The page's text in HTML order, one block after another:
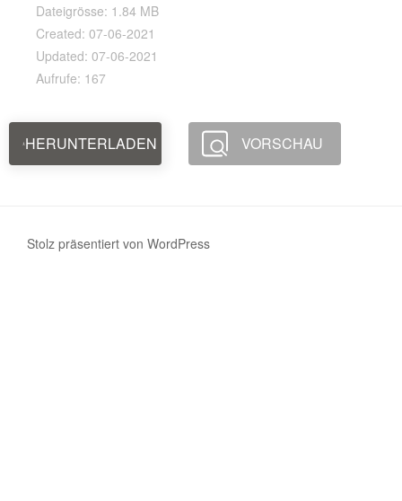
Dateigrösse: 1.84 MB
Created: 07-06-2021
Updated: 07-06-2021
Aufrufe: 167
HERUNTERLADEN VORSCHAU
Stolz präsentiert von WordPress